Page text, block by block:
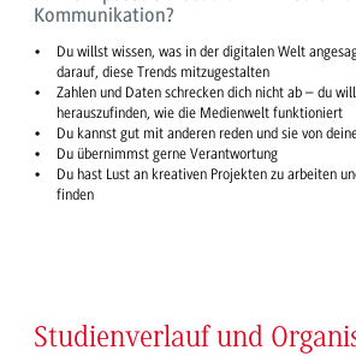
Kommunikation?
Du willst wissen, was in der digitalen Welt
darauf, diese Trends mitzugestalten
Zahlen und Daten schrecken dich nicht ab – du
herauszufinden, wie die Medienwelt funktioniert
Du kannst gut mit anderen reden und sie von
Du übernimmst gerne Verantwortung
Du hast Lust an kreativen Projekten zu arbeiten
finden
Studienverlauf und